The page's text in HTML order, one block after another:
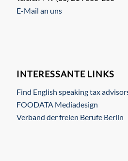
E-Mail an uns
INTERESSANTE LINKS
Find English speaking tax
FOODATA Mediadesign
Verband der freien Berufe Berlin